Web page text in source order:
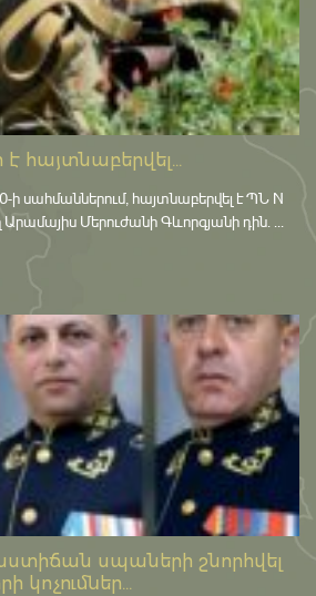
հայտնաբերվել...
ի սահմաններում, հայտնաբերվել է ՊՆ N
Մերուժանի Գևորգյանի դին. ...
սպաների շնորհվել
կոչումներ...